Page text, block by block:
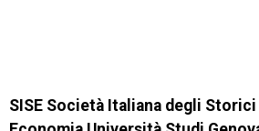
SISE Società Italiana degli